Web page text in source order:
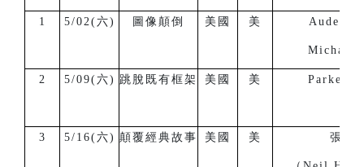
1 5/02(六) 圖像顛倒 美國 美 Auden
Michael
2 5/09(六) 跳脫既有框架 美國 美 Parker
3 5/16(六) 顛覆經典故事 美國 美 張子